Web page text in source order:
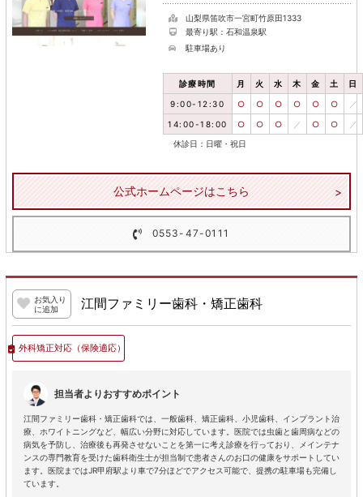
山梨県笛吹市一宮町竹原田1333
最寄り駅：石和温泉駅
駐車場あり
診療時間 月 火 水 木 金 土 日
9:00-12:30 ○ ○ ○ ○ ○ ○ ／
14:00-18:00 ○ ○ ○ ／ ○ ○ ／
休診日：日曜・祝日
公式ホームページはこちら
0553-47-0111
お気入り
に追加
江間ファミリー歯科・矯正歯科
外科矯正対応（保険適応）
担当者よりおすすめポイント
江間ファミリー歯科・矯正歯科では、一般歯科、矯正歯科、小児歯科、インプラント治
療、ホワイトニングなど、幅広い分野に対応しています。医院では虫歯と歯周病などの
病気を予防し、治療後も再発させないことを第一に考え診療を行っており、メインテナ
ンスの専門教育を受けた歯科衛生士が担当制で患者さんのお口の健康をサポートしてい
ます。医院まではJR甲府駅より車で7分ほどでアクセス可能で、提携の駐車場も完備し
ています。